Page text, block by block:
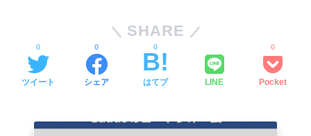
SHARE
ツイート
0
シェア
0
はてブ
0
LINE Pocket
0